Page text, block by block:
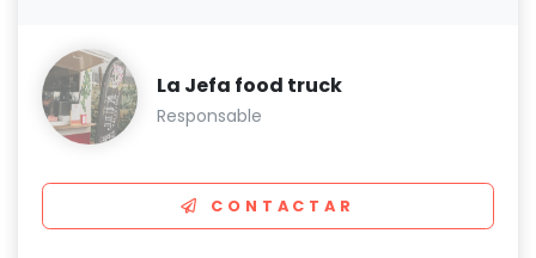
La Jefa food truck
Responsable
CONTACTAR